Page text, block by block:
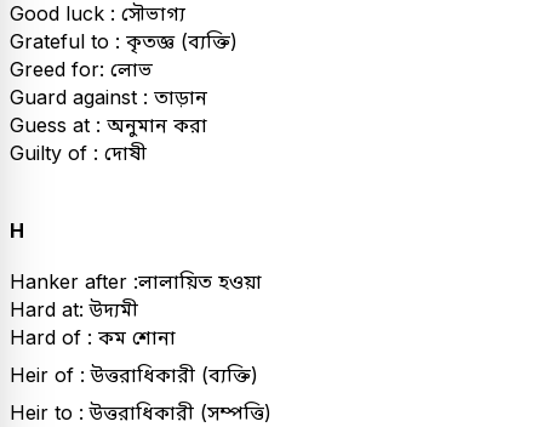
Good luck : সৌভাগ্য
Grateful to : কৃতজ্ঞ (ব্যক্তি)
Greed for: লোভ
Guard against : তাড়ান
Guess at : অনুমান করা
Guilty of : দোষী
H
Hanker after :লালায়িত হওয়া
Hard at: উদ্যমী
Hard of : কম শোনা
Heir of : উত্তরাধিকারী (ব্যক্তি)
Heir to : উত্তরাধিকারী (সম্পত্তি)